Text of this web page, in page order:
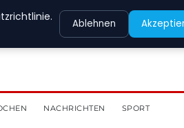
NACHRICHTEN SPORT
Ablehnen